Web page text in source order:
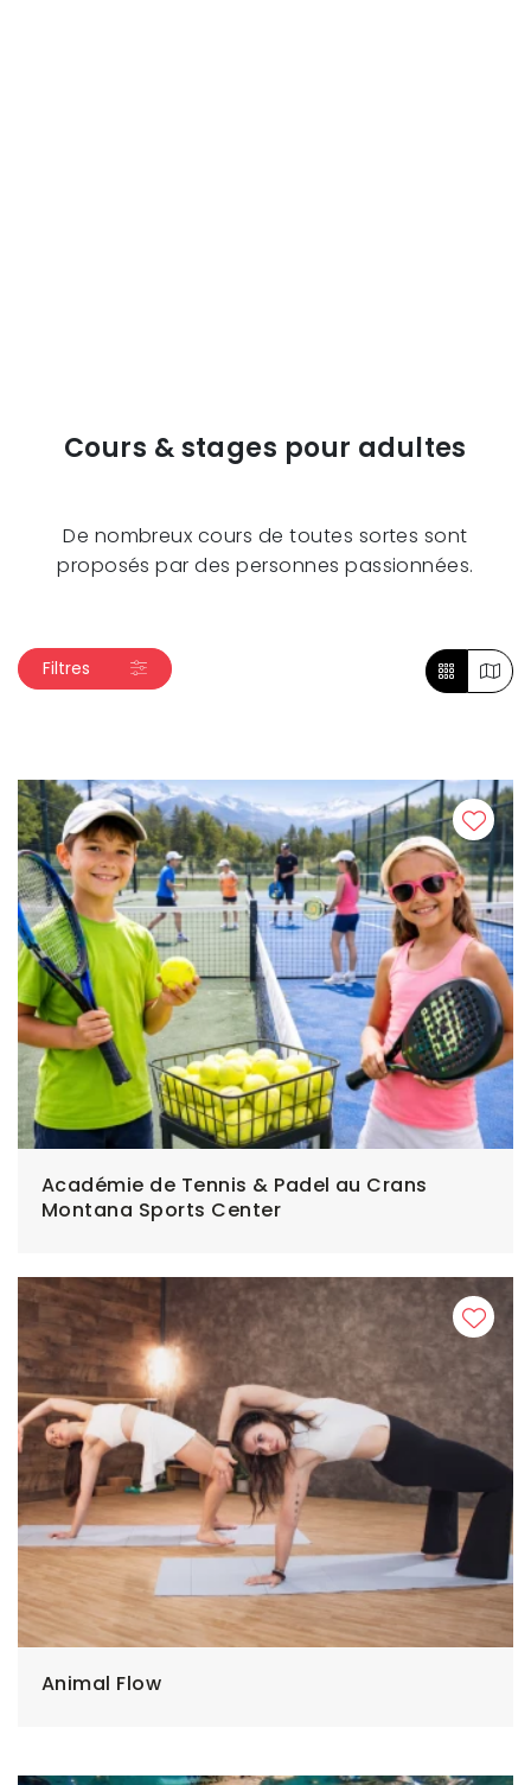
Cours & stages pour adultes
De nombreux cours de toutes sortes sont
proposés par des personnes passionnées.
Filtres
Académie de Tennis & Padel au Crans
Montana Sports Center
Animal Flow